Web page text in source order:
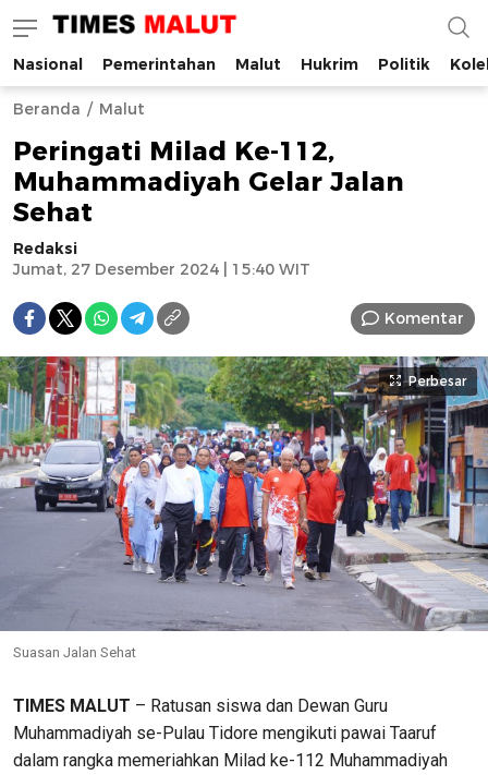
Times Malut
Berita Maluku Utara Terbaru
Nasional Pemerintahan Malut Hukrim Politik
Beranda Malut
Peringati Milad Ke-112,
Muhammadiyah Gelar Jalan
Sehat
Redaksi
Jumat, 27 Desember 2024 | 15:40 WIT
Komentar
Perbesar
Suasan Jalan Sehat
TIMES MALUT – Ratusan siswa dan Dewan Guru
Muhammadiyah se-Pulau Tidore mengikuti pawai Taaruf
dalam rangka memeriahkan Milad ke-112 Muhammadiyah